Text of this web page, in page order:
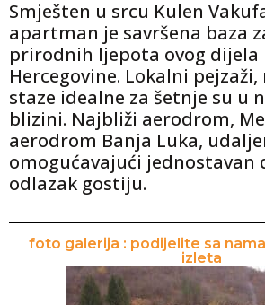
Smješten u srcu Kulen
apartman je savršena baza
prirodnih ljepota ovog dijela
Hercegovine. Lokalni
staze idealne za šetnje su u
blizini. Najbliži aerodrom,
aerodrom Banja Luka,
omogućavajući jednostavan
odlazak gostiju.
foto galerija : podijelite sa
izleta